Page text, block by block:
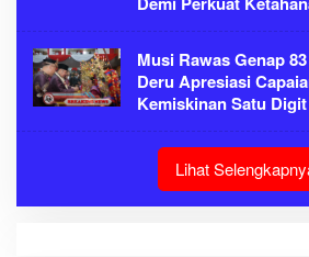
Musi Rawas Genap
Deru Apresiasi
Kemiskinan Satu Digit
Lihat